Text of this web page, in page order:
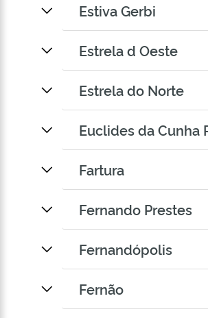
Estiva Gerbi
Estrela d Oeste
Estrela do Norte
Euclides da Cunha
Fartura
Fernando Prestes
Fernandópolis
Fernão